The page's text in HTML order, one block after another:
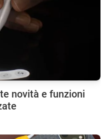
novità e funzioni